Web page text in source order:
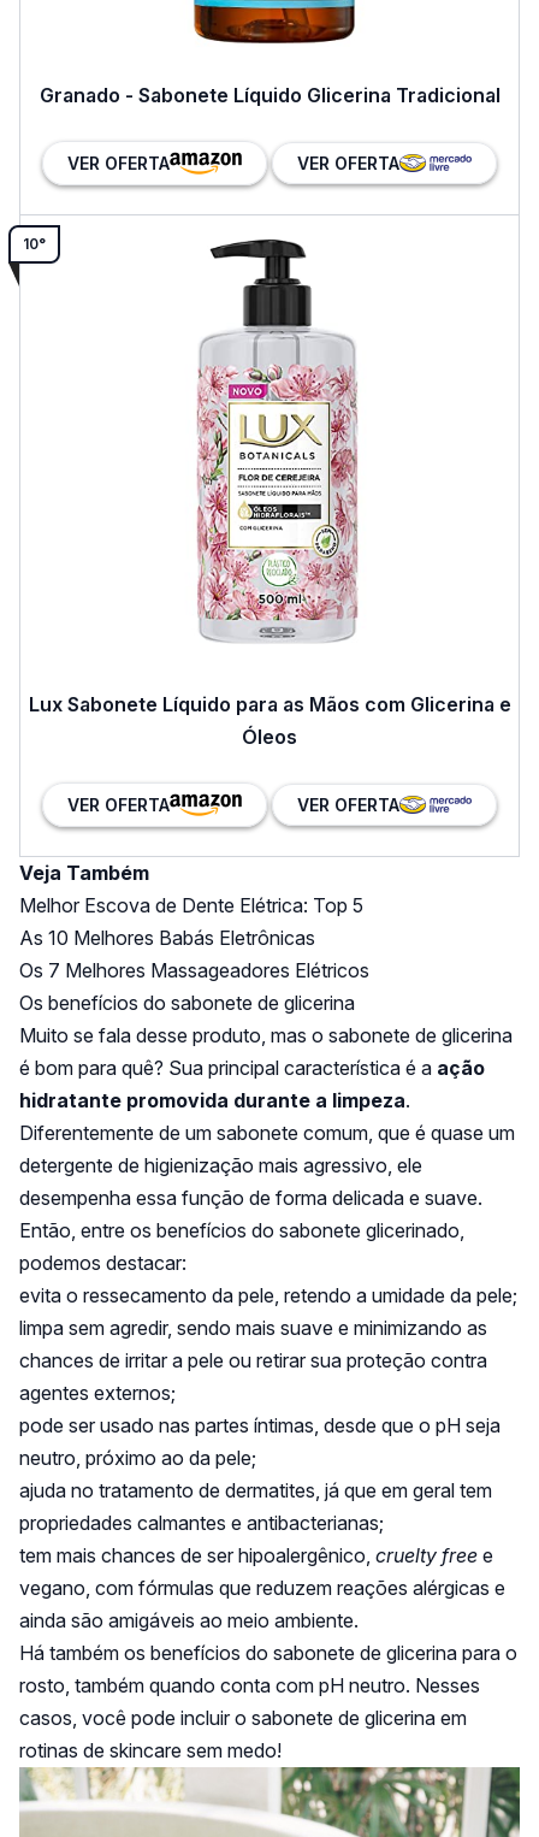
Granado - Sabonete Líquido Glicerina Tradicional
VER OFERTA VER OFERTA
10°
Lux Sabonete Líquido para as Mãos com Glicerina e
Óleos
VER OFERTA VER OFERTA
Veja Também
Melhor Escova de Dente Elétrica: Top 5
As 10 Melhores Babás Eletrônicas
Os 7 Melhores Massageadores Elétricos
Os benefícios do sabonete de glicerina
Muito se fala desse produto, mas o sabonete de glicerina
é bom para quê? Sua principal característica é a ação
hidratante promovida durante a limpeza.
Diferentemente de um sabonete comum, que é quase um
detergente de higienização mais agressivo, ele
desempenha essa função de forma delicada e suave.
Então, entre os benefícios do sabonete glicerinado,
podemos destacar:
evita o ressecamento da pele, retendo a umidade da pele;
limpa sem agredir, sendo mais suave e minimizando as
chances de irritar a pele ou retirar sua proteção contra
agentes externos;
pode ser usado nas partes íntimas, desde que o pH seja
neutro, próximo ao da pele;
ajuda no tratamento de dermatites, já que em geral tem
propriedades calmantes e antibacterianas;
tem mais chances de ser hipoalergênico, cruelty free e
vegano, com fórmulas que reduzem reações alérgicas e
ainda são amigáveis ao meio ambiente.
Há também os benefícios do sabonete de glicerina para o
rosto, também quando conta com pH neutro. Nesses
casos, você pode incluir o sabonete de glicerina em
rotinas de skincare sem medo!